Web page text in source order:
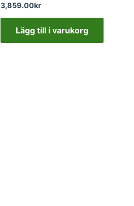
3,859.00kr
Lägg till i varukorg